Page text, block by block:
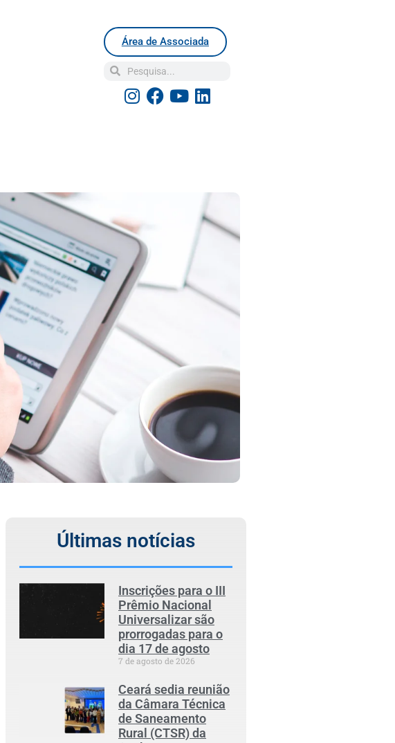
Área de Associada
Últimas notícias
Inscrições para o III
Prêmio Nacional
Universalizar são
prorrogadas para o
dia 17 de agosto
7 de agosto de 2026
Ceará sedia reunião
da Câmara Técnica
de Saneamento
Rural (CTSR) da